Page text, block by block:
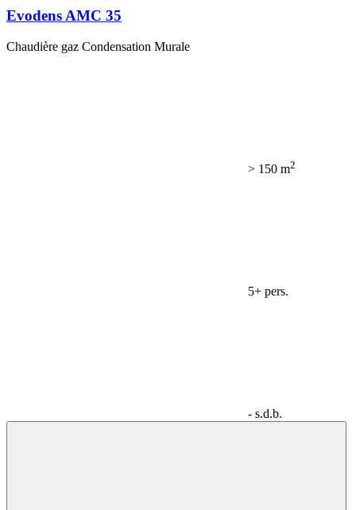
Evodens AMC 35
Chaudière gaz Condensation Murale
> 150 m2
5+ pers.
- s.d.b.